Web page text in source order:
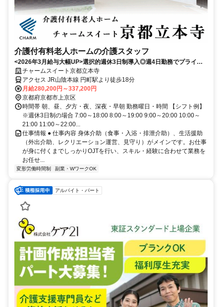
介護付有料老人ホームの介護スタッフ
<2026年3月給与大幅UP>選択的週休3日制導入◎週4日勤務でプライベ
ートと仕事の充実度もUP
チャームスイート京都立本寺
アクセス JR山陰本線 円町駅より徒歩18分
月給280,200円～337,200円
京都府京都市上京区
時間帯 朝、昼、夕方・夜、深夜・早朝 勤務曜日・時間 【シフト例】
※週休3日制の場合 7:00～18:00 8:00～19:00 9:00～20:00 10:00～
21:00 11:00～22:00...
仕事情報 ● 仕事内容 身体介助（食事・入浴・排泄介助）、生活援助
（外出介助、レクリエーション運営、見守り）がメインです。お仕事
が身に付くまでしっかりOJTを行い、スキル・経験に合わせて業務を
お任せ...
変形労働時間制 副業・WワークOK
アルバイト・パート